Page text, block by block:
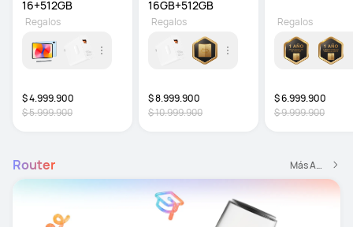
$ 4.999.900
$ 5.999.900
Regalos
$ 8.999.900
$ 10.999.900
Regalos
$ 6.999.900
$ 9.999.900
Regalos
Router Más Accesorios